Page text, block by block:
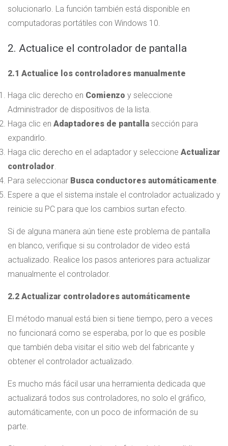
solucionarlo. La función también está disponible en
computadoras portátiles con Windows 10.
2. Actualice el controlador de pantalla
2.1 Actualice los controladores manualmente
Haga clic derecho en Comienzo y seleccione
Administrador de dispositivos de la lista.
Haga clic en Adaptadores de pantalla sección para
expandirlo.
Haga clic derecho en el adaptador y seleccione Actualizar
controlador.
Para seleccionar Busca conductores automáticamente.
Espere a que el sistema instale el controlador actualizado y
reinicie su PC para que los cambios surtan efecto.
Si de alguna manera aún tiene este problema de pantalla
en blanco, verifique si su controlador de video está
actualizado. Realice los pasos anteriores para actualizar
manualmente el controlador.
2.2 Actualizar controladores automáticamente
El método manual está bien si tiene tiempo, pero a veces
no funcionará como se esperaba, por lo que es posible
que también deba visitar el sitio web del fabricante y
obtener el controlador actualizado.
Es mucho más fácil usar una herramienta dedicada que
actualizará todos sus controladores, no solo el gráfico,
automáticamente, con un poco de información de su
parte.